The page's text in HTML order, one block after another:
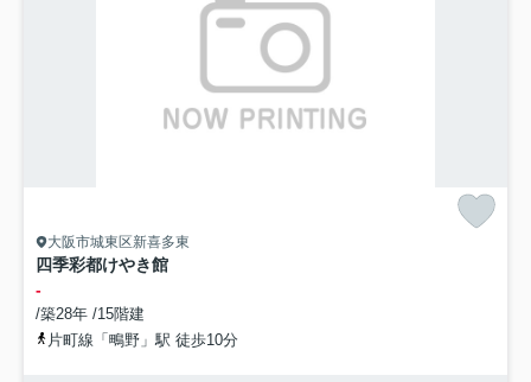
大阪市城東区新喜多東
四季彩都けやき館
-
/築28年 /15階建
片町線「鴫野」駅 徒歩10分